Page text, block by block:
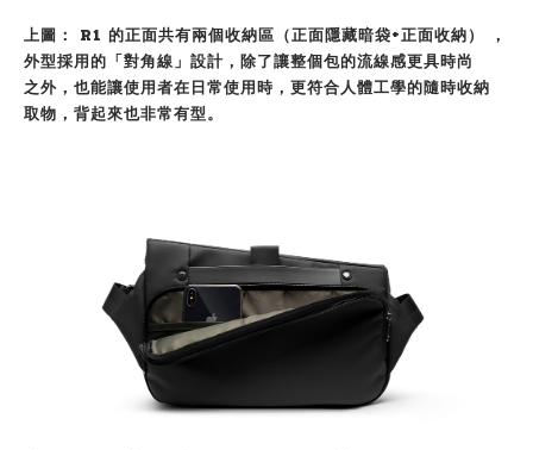
上圖： R1 的正面共有兩個收納區（正面隱藏暗袋+正面收納） ，
外型採用的「對角線」設計，除了讓整個包的流線感更具時尚
之外，也能讓使用者在日常使用時， 更符合人體工學的隨時收納
取物，背起來也非常有型。